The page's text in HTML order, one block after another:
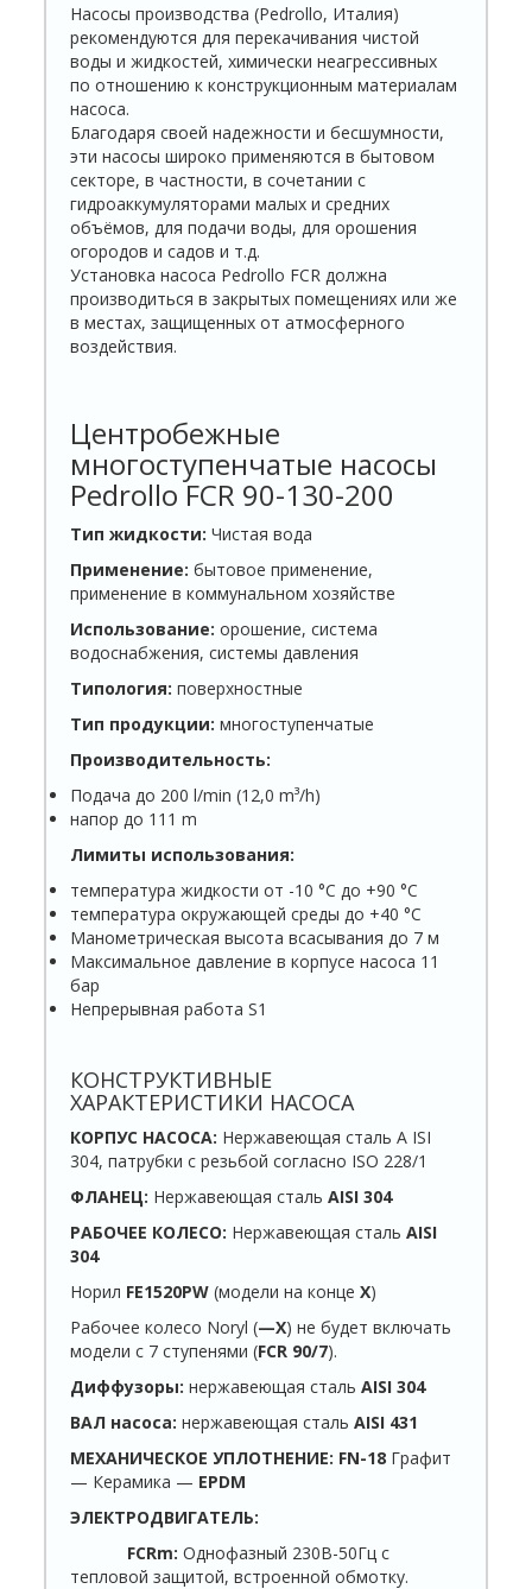
Насосы производства (Pedrollo, Италия)
рекомендуются для перекачивания чистой
воды и жидкостей, химически неагрессивных
по отношению к конструкционным материалам
насоса.
Благодаря своей надежности и бесшумности,
эти насосы широко применяются в бытовом
секторе, в частности, в сочетании с
гидроаккумуляторами малых и средних
объёмов, для подачи воды, для орошения
огородов и садов и т.д.
Установка насоса Pedrollo FCR должна
производиться в закрытых помещениях или же
в местах, защищенных от атмосферного
воздействия.
Центробежные
многоступенчатые насосы
Pedrollo FCR 90-130-200
Тип жидкости:Чистая вода
Применение: бытовое применение,
применение в коммунальном хозяйстве
Использование: oрошение, система
водоснабжения, системы давления
Tипология: поверхностные
Тип продукции:многоступенчатые
Производительность:
Подача до 200 l/min (12,0 m³/h)
напор до 111 m
Лимиты использования:
температура жидкости от -10 °C до +90 °C
температура окружающей среды до +40 °C
Манометрическая высота всасывания до 7 м
Максимальное давление в корпусе насоса 11
бар
Непрерывная работа S1
КОНСТРУКТИВНЫЕ
ХАРАКТЕРИСТИКИ НАСОСА
КОРПУС НАСОСА: Нержавеющая сталь A ISI
304, патрубки с резьбой согласно ISO 228/1
ФЛАНЕЦ: Нержавеющая стальAISI 304
РАБОЧЕЕ КОЛЕСО: Нержавеющая стальAISI
304
Норил FE1520PW (модели на концеХ)
Рабочее колесо Noryl (—X) не будет включать
модели с 7 ступенями (FCR 90/7).
Диффузоры:нержавеющая стальAISI 304
ВАЛ насоса: нержавеющая стальAISI 431
МЕХАНИЧЕСКОЕ УПЛОТНЕНИЕ: FN-18 Графит
— Керамика — EPDM
ЭЛЕКТРОДВИГАТЕЛЬ:
FCRm:Однофазный 230В-50Гц с
тепловой защитой, встроенной обмотку.